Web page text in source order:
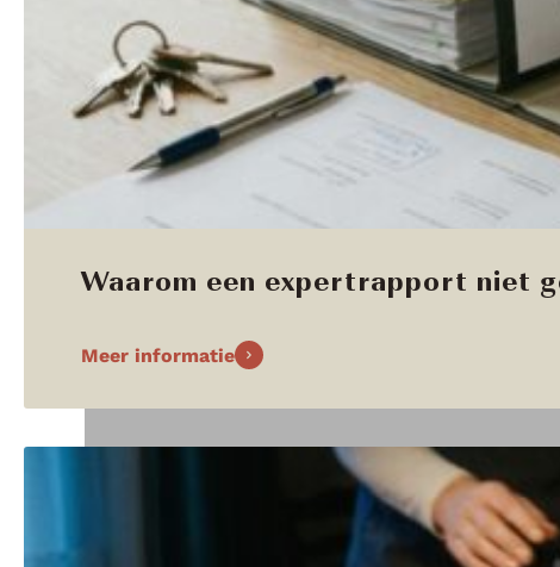
Waarom een expertrapport niet
Meer informatie